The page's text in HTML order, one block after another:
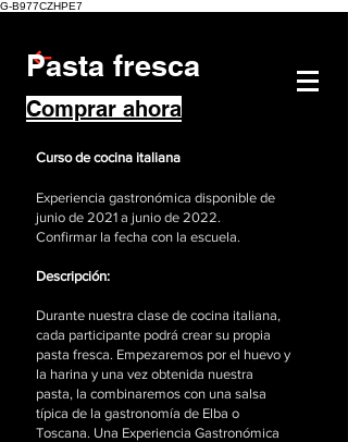
G-B977CZHPE7
Pasta fresca
Comprar ahora
Curso de cocina italiana
Experiencia gastronómica disponible de
junio de 2021 a junio de 2022.
Confirmar la fecha con la escuela.
Descripción:
Durante nuestra clase de cocina italiana,
cada participante podrá crear su propia
pasta fresca. Empezaremos por el huevo y
la harina y una vez obtenida nuestra
pasta, la combinaremos con una salsa
típica de la gastronomía de Elba o
Toscana. Una Experiencia Gastronómica